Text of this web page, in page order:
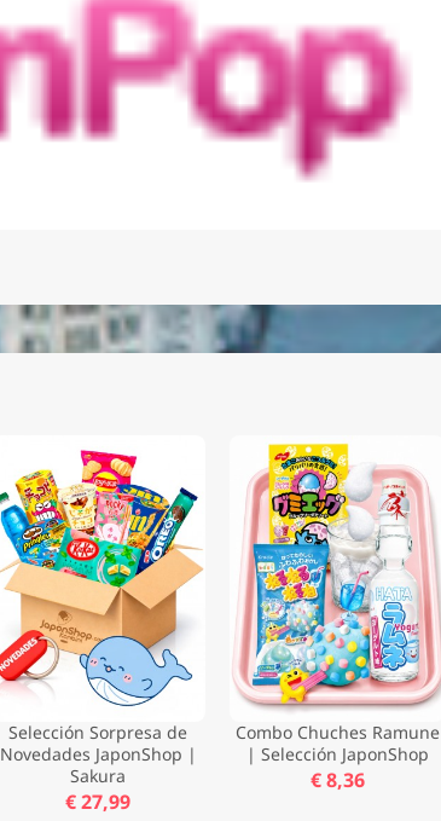
Selección Sorpresa de
Novedades JaponShop |
Sakura
€ 27,99
Combo Chuches Ramune
| Selección JaponShop
€ 8,36